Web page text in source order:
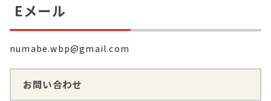
Eメール
numabe.wbp@gmail.com
お問い合わせ